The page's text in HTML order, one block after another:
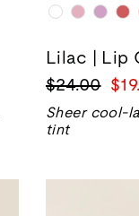
Lilac | Lip
Precio
normal
$24.00
de
Sheer cool-
tint